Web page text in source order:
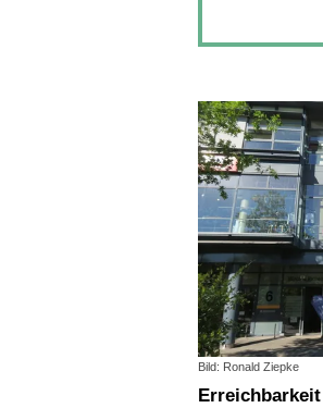
Bild: Ronald Ziepke